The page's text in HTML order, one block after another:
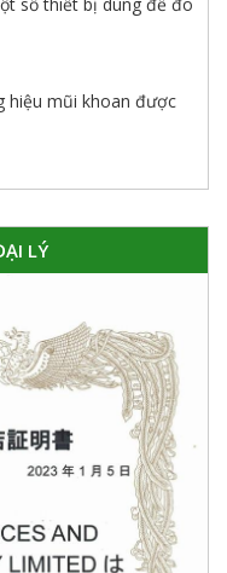
hiệu mũi khoan được
LÝ